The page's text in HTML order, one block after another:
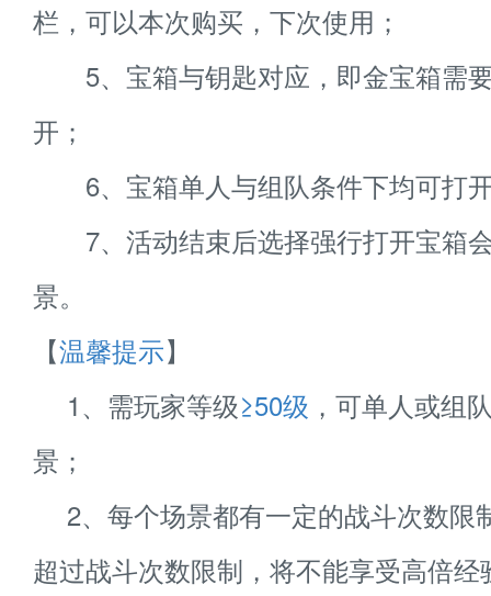
栏，可以本次购买，下次使用；
5、宝箱与钥匙对应，即金宝箱需
开；
6、宝箱单人与组队条件下均可打
7、活动结束后选择强行打开宝箱
景。
【温馨提示】
1、需玩家等级≥50级 ，可单人或组
景；
2、每个场景都有一定的战斗次数限
超过战斗次数限制，将不能享受高倍经